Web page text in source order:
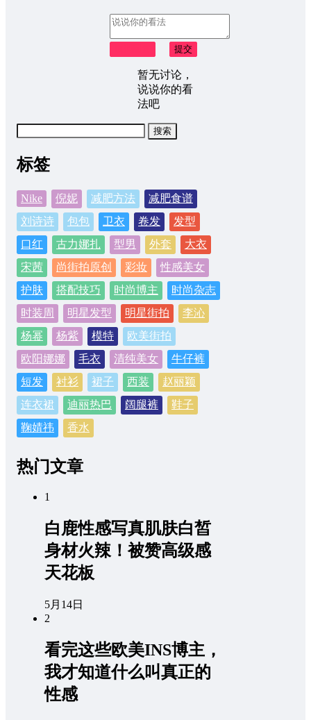
提交
暂无讨论，
说说你的看
法吧
搜
标签
Nike 倪妮 减肥方法
减肥食谱
刘诗诗
包包 卫衣 卷发
发型
口红
古力娜扎 型男 外套
大衣
宋茜
尚街拍原创 彩妆
性感美女
护肤
搭配技巧 时尚博主
时尚杂志
时装周
明星发型 明星街拍
李沁
杨幂
杨紫 模特
欧美街拍
欧阳娜娜
毛衣 清纯美女
牛仔裤
短发
衬衫 裙子 西装
赵丽颖
连衣裙
迪丽热巴 阔腿裤
鞋子
鞠婧祎
香水
热门文章
1
白鹿性感写真肌肤白皙
身材火辣！被赞高级感
天花板
5月14日
2
看完这些欧美INS博主，
我才知道什么叫真正的
性感